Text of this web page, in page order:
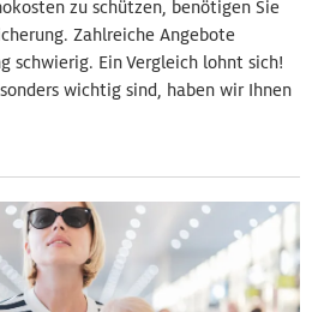
zu schützen, benötigen Sie
Zahlreiche Angebote
schwierig. Ein Vergleich lohnt sich!
wichtig sind, haben wir Ihnen